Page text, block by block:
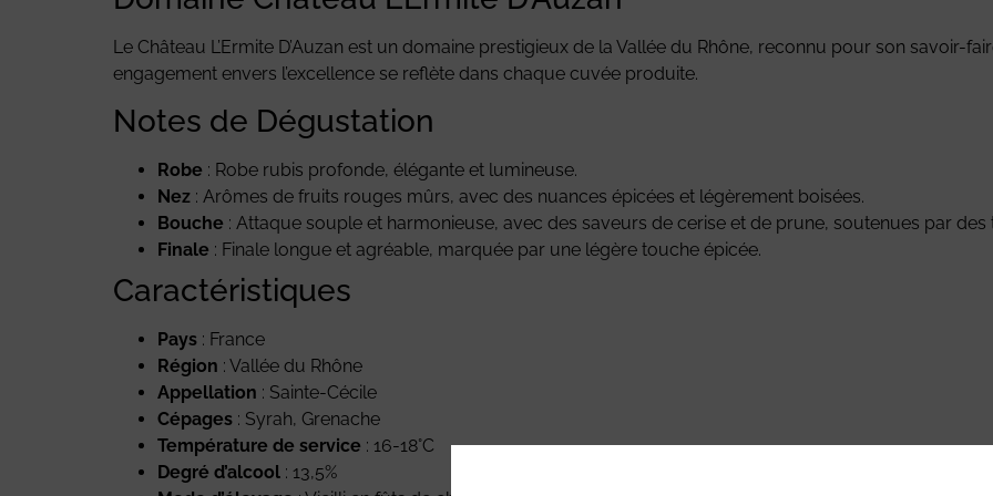
Le Château L’Ermite D’Auzan est un domaine prestigieux de la Vallée du Rhône, reconnu pour son savoir-
engagement envers l’excellence se reflète dans chaque cuvée produite.
Notes de Dégustation
Robe : Robe rubis profonde, élégante et lumineuse.
Nez : Arômes de fruits rouges mûrs, avec des nuances épicées et légèrement boisées.
Bouche : Attaque souple et harmonieuse, avec des saveurs de cerise et de prune, soutenues par des
Finale : Finale longue et agréable, marquée par une légère touche épicée.
Caractéristiques
Pays : France
Région : Vallée du Rhône
Appellation : Sainte-Cécile
Cépages : Syrah, Grenache
Température de service : 16-18°C
Degré d’alcool : 13,5%